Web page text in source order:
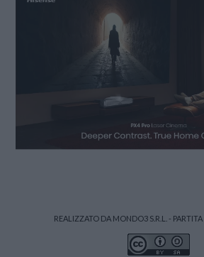
REALIZZATO DA MONDO3 S.R.L. -